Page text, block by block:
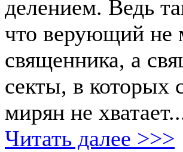
делением. Ведь
что верующий не
священника, а
секты, в
мирян не
Читать далее >>>